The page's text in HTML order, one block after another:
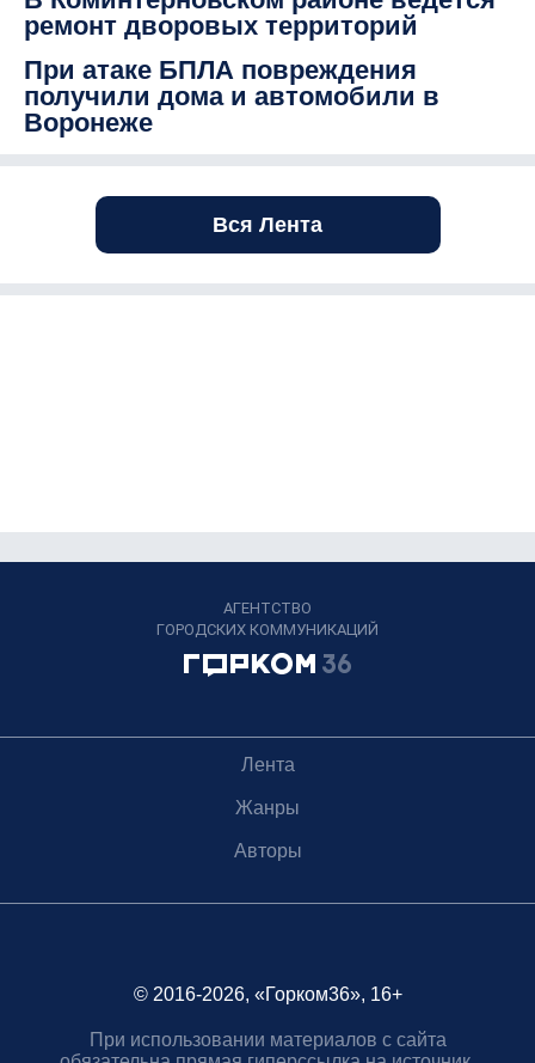
ремонт дворовых территорий
При атаке БПЛА повреждения
получили дома и автомобили в
Воронеже
Вся Лента
АГЕНТСТВО
ГОРОДСКИХ КОММУНИКАЦИЙ
Лента
Жанры
Авторы
© 2016-2026, «Горком36», 16+
При использовании материалов с сайта